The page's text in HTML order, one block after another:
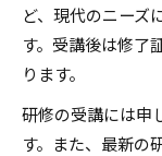
ど、現代のニーズ
す。受講後は修了
ります。
研修の受講には申
す。また、最新の